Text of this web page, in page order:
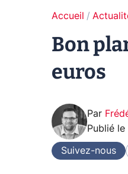
Accueil
Bon
euros
Par
Publié le
Suivez-nous